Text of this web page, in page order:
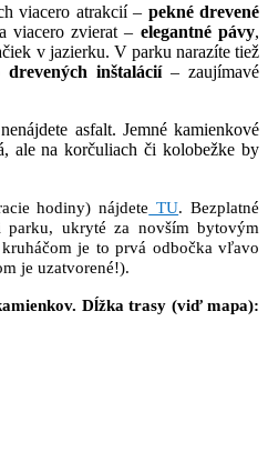
viacero atrakcií – pekné drevené
viacero zvierat – elegantné pávy,
v jazierku. V parku narazíte tiež
inštalácií– zaujímavé
asfalt. Jemné kamienkové
ale na korčuliach či kolobežke by
hodiny) nájdete TU. Bezplatné
parku, ukryté za novším bytovým
je to prvá odbočka vľavo
je uzatvorené!).
Dĺžka trasy (viď mapa):